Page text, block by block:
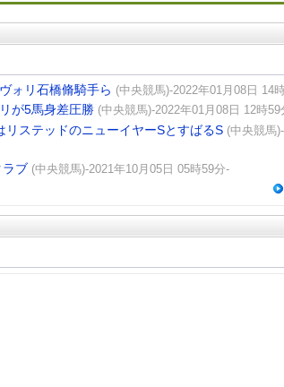
ォリ石橋脩騎手ら (中央競馬)-2022年01月08日 14
が5馬身差圧勝 (中央競馬)-2022年01月08日 12時59
リステッドのニューイヤーSとすばるS (中央競馬
ラブ (中央競馬)-2021年10月05日 05時59分-